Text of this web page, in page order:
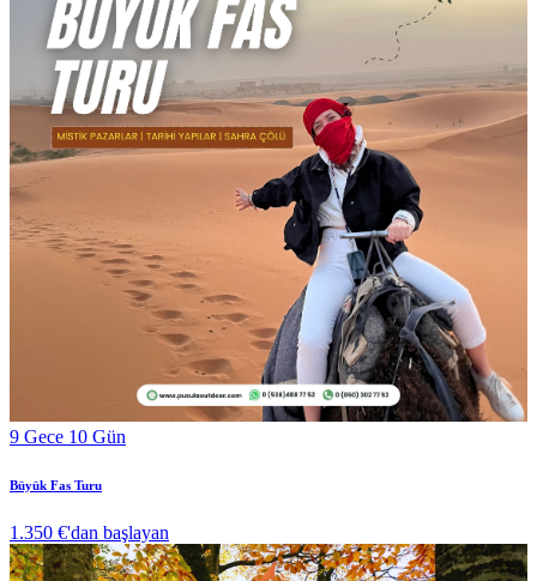
9 Gece 10 Gün
Büyük Fas Turu
1.350 €'dan başlayan